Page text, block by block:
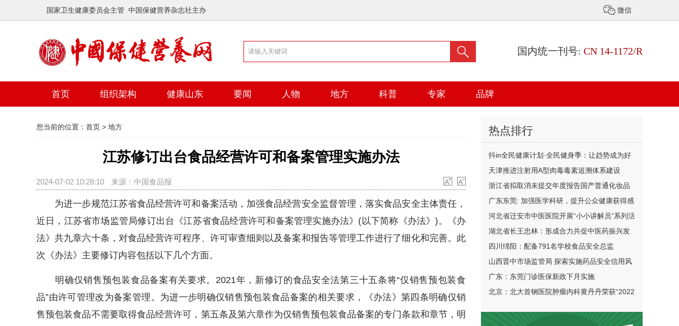
国家卫生健康委员会主管 中国保健营养杂志社主办 微信
国内统一刊号: CN 14-1172/R
首页 组织架构 健康山东 要闻 人物 地方 科普 专家 品牌
您当前的位置： 首页 > 地方
江苏修订出台食品经营许可和备案管理实施办法
2024-07-02 10:28:10 来源：中国食品报
为进一步规范江苏省食品经营许可和备案活动，加强食品经营安全监督管理，落实食品安全主体责任，
近日，江苏省市场监管局修订出台《江苏省食品经营许可和备案管理实施办法》(以下简称《办法》)。《办
法》共九章六十条，对食品经营许可程序、许可审查细则以及备案和报告等管理工作进行了细化和完善。此
次《办法》主要修订内容包括以下几个方面。
明确仅销售预包装食品备案有关要求。2021年，新修订的食品安全法第三十五条将“仅销售预包装食
品”由许可管理改为备案管理。为进一步明确仅销售预包装食品备案的相关要求，《办法》第四条明确仅销
售预包装食品不需要取得食品经营许可，第五条及第六章作为仅销售预包装食品备案的专门条款和章节，明
热点排行
抖in全民健康计划·全民健身季：让趋势成为好
生意，解锁健康食品新增量
天津推进注射用A型肉毒毒素追溯体系建设
浙江省拟取消未提交年度报告国产普通化妆品
备案
广东东莞: 加强医学科研，提升公众健康获得感
河北省迁安市中医医院开展“小小讲解员”系列活
动
湖北省长王忠林：形成合力共促中医药振兴发
展
四川绵阳：配备791名学校食品安全总监
山西晋中市场监管局 探索实施药品安全信用风
险分类分级管理机制 A- A+
广东：东莞门诊医保新政下月实施
北京：北大首钢医院肿瘤内科黄丹丹荣获“2022